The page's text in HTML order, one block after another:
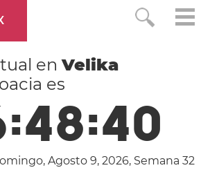
enVelika
es
:48:41
Agosto 9, 2026, Semana 32